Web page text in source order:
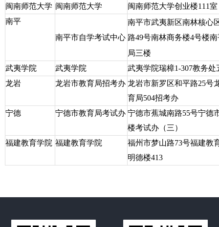
闽南师范大学 闽南师范大学 闽南师范大学创业楼111室
南平
南平市自学考试中心
南平市武夷新区南林核心
路49号南林商务楼4号楼
局三楼
武夷学院
武夷学院 武夷学院瑞樟1-307教务处
龙岩
龙岩市教育局招考办 龙岩市新罗区和平路25号
育局504招考办
宁德
宁德市教育局考试办 宁德市蕉城南路55号宁德
楼考试办（三）
福建教育学院 福建教育学院 福州市梦山路73号福建教
明德楼413